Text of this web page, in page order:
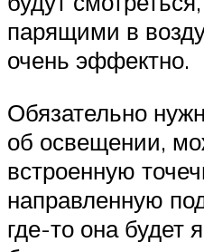
парящими в
очень эффектно.
Обязательно
об освещении,
встроенную
направленную
где-то она будет